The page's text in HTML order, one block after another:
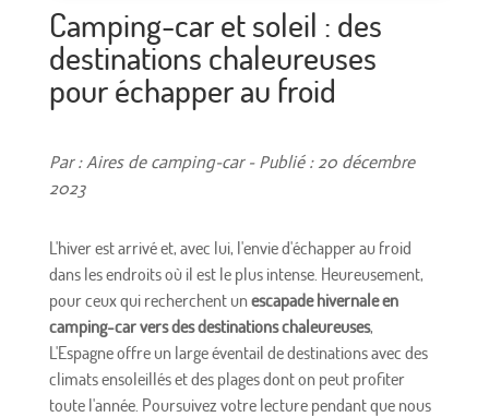
Camping-car et soleil : des
destinations chaleureuses
pour échapper au froid
Par : Aires de camping-car - Publié : 20 décembre
2023
L'hiver est arrivé et, avec lui, l'envie d'échapper au froid
dans les endroits où il est le plus intense. Heureusement,
pour ceux qui recherchent unescapade hivernale en
camping-car vers des destinations chaleureuses,
L'Espagne offre un large éventail de destinations avec des
climats ensoleillés et des plages dont on peut profiter
toute l'année. Poursuivez votre lecture pendant que nous